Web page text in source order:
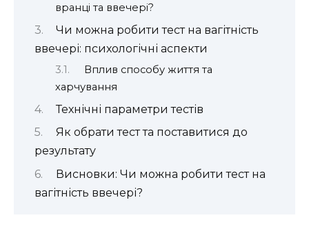
вранці та ввечері?
Чи можна робити тест на вагітність
ввечері: психологічні аспекти
Вплив способу життя та
харчування
Технічні параметри тестів
Як обрати тест та поставитися до
результату
Висновки: Чи можна робити тест на
вагітність ввечері?